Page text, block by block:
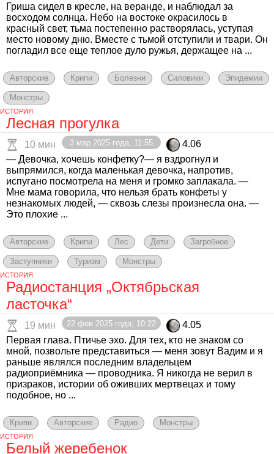
Гриша сидел в кресле, на веранде, и наблюдал за
восходом солнца. Небо на востоке окрасилось в
красный свет, тьма постепенно растворялась, уступая
место новому дню. Вместе с тьмой отступили и твари. Он
погладил все еще теплое дуло ружья, держащее на ...
Авторские Крипи Болезни Силовики Эпидемии
Монстры
ИСТОРИЯ
Лесная прогулка
10 мин 3 мар 2025 года, 11:55
4.06
— Девочка, хочешь конфетку?— я вздрогнул и
выпрямился, когда маленькая девочка, напротив,
испугано посмотрела на меня и громко заплакала. —
Мне мама говорила, что нельзя брать конфеты у
незнакомых людей, — сквозь слезы произнесла она. —
Это плохие ...
Авторские Крипи Лес Дети Загробное
Заступники Туризм Монстры
ИСТОРИЯ
Радиостанция „Октябрьская
ласточка“
19 мин 22 фев 2025 года, 10:22
4.05
Первая глава. Птичье эхо. Для тех, кто не знаком со
мной, позвольте представиться — меня зовут Вадим и я
раньше являлся последним владельцем
радиоприёмника — проводника. Я никогда не верил в
призраков, истории об оживших мертвецах и тому
подобное, но ...
Крипи Авторские Радио Монстры
ИСТОРИЯ
Белый жеребенок